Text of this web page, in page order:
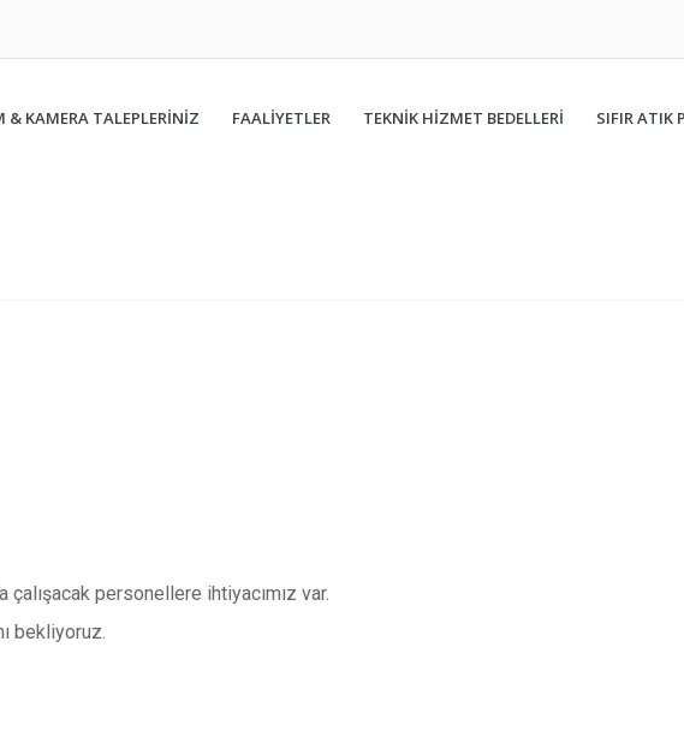
& KAMERA TALEPLERİNİZ FAALIYETLER TEKNİK HİZMET BEDELLERİ SIFIR ATIK
çalışacak personellere ihtiyacımız var.
bekliyoruz.